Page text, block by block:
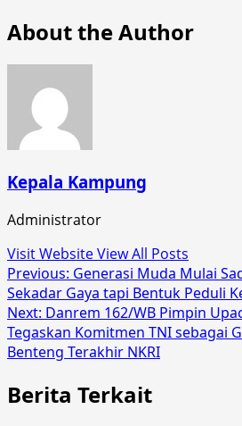
About the Author
Kepala Kampung
Administrator
Visit WebsiteView All Posts
Post
navigation
Previous: Generasi Muda Mulai
Sekadar Gaya tapi Bentuk Peduli
Next: Danrem 162/WB Pimpin
Tegaskan Komitmen TNI sebagai
Benteng Terakhir NKRI
Berita Terkait